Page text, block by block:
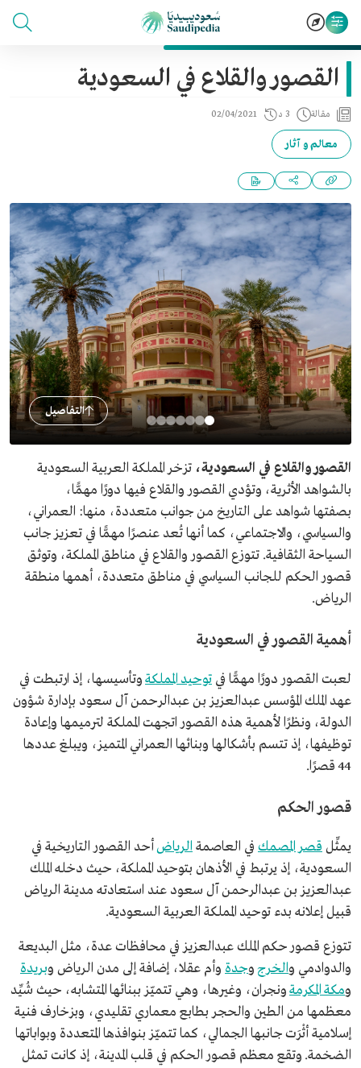
القصور والقلاع في السعودية
مقالة 3 د 02/04/2021
معالم و آثار
التفاصيل
القصور والقلاع في السعودية، تزخر المملكة العربية السعودية
بالشواهد الأثرية، وتؤدي القصور والقلاع فيها دورًا مهمًّا،
بصفتها شواهد على التاريخ من جوانب متعددة، منها: العمراني،
والسياسي، والاجتماعي، كما أنها تُعد عنصرًا مهمًّا في تعزيز جانب
السياحة الثقافية. تتوزع القصور والقلاع في مناطق المملكة، وتوثق
قصور الحكم للجانب السياسي في مناطق متعددة، أهمها منطقة
الرياض.
أهمية القصور في السعودية
لعبت القصور دورًا مهمًّا في توحيد المملكةوتأسيسها، إذ ارتبطت في
عهد الملك المؤسس عبدالعزيز بن عبدالرحمن آل سعود بإدارة شؤون
الدولة، ونظرًا لأهمية هذه القصور اتجهت المملكة لترميمها وإعادة
توظيفها، إذ تتسم بأشكالها وبنائها العمراني المتميز، ويبلغ عددها
44 قصرًا.
قصور الحكم
يمثِّل قصر المصمك في العاصمة الرياضأحد القصور التاريخية في
السعودية، إذ يرتبط في الأذهان بتوحيد المملكة، حيث دخله الملك
عبدالعزيز بن عبدالرحمن آل سعود عند استعادته مدينة الرياض
قبيل إعلانه بدء توحيد المملكة العربية السعودية.
تتوزع قصور حكم الملك عبدالعزيز في محافظات عدة، مثل البديعة
والدوادمي والخرجوجدة وأم عقلا، إضافة إلى مدن الرياض وبريدة
ومكة المكرمةونجران، وغيرها، وهي تتميّز ببنائها المتشابه، حيث شُيِّد
معظمها من الطين والحجر بطابع معماري تقليدي، وبزخارف فنية
إسلامية أثْرَت جانبها الجمالي، كما تتميّز بنوافذها المتعددة وبواباتها
الضخمة. وتقع معظم قصور الحكم في قلب المدينة، إذ كانت تمثل